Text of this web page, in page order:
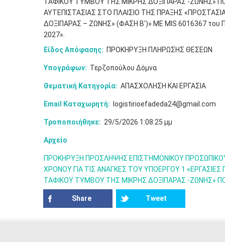
ΑΥΤΕΠΙΣΤΑΣΙΑΣ ΣΤΟ ΠΛΑΙΣΙΟ ΤΗΣ ΠΡΑΞΗΣ
ΔΟΞΙΠΑΡΑΣ – ΖΩΝΗΣ» (ΦΑΣΗ Β')» ΜΕ MIS 6016367 του
2027».
Είδος Απόφασης: ΠΡΟΚΗΡΥΞΗ ΠΛΗΡΩΣΗΣ ΘΕΣΕΩΝ
Υπογράφων: Τερζοπούλου Δόμνα
Θεματική Κατηγορία: ΑΠΑΣΧΟΛΗΣΗ ΚΑΙ ΕΡΓΑΣΙΑ
Email Καταχωρητή: logistirioefadeda24@gmail.com
Τροποποιήθηκε: 29/5/2026 1:08:25 μμ
Αρχείο
ΠΡΟΚΗΡΥΞΗ ΠΡΟΣΛΗΨΗΣ ΕΠΙΣΤΗΜΟΝΙΚΟΥ
ΧΡΟΝΟΥ ΓΙΑ ΤΙΣ ΑΝΑΓΚΕΣ ΤΟΥ ΥΠΟΕΡΓΟΥ 1
ΤΑΦΙΚΟΥ ΤΥΜΒΟΥ ΤΗΣ ΜΙΚΡΗΣ ΔΟΞΙΠΑΡΑΣ -ΖΩΝΗΣ»
Share Tweet